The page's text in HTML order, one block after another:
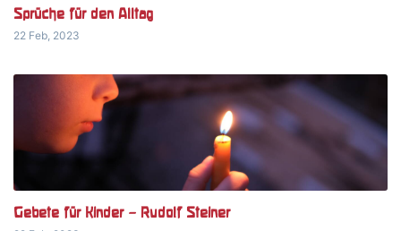
Sprüche für den Alltag
22 Feb, 2023
Gebete für Kinder – Rudolf Steiner